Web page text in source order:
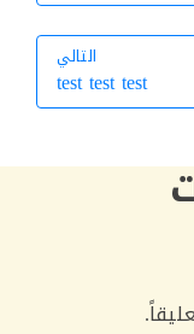
التالي
test test test